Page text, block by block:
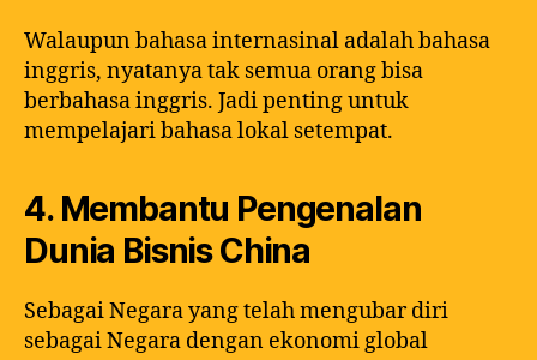
Walaupun bahasa internasinal adalah bahasa
inggris, nyatanya tak semua orang bisa
berbahasa inggris. Jadi penting untuk
mempelajari bahasa lokal setempat.
4. Membantu Pengenalan
Dunia Bisnis China
Sebagai Negara yang telah mengubar diri
sebagai Negara dengan ekonomi global